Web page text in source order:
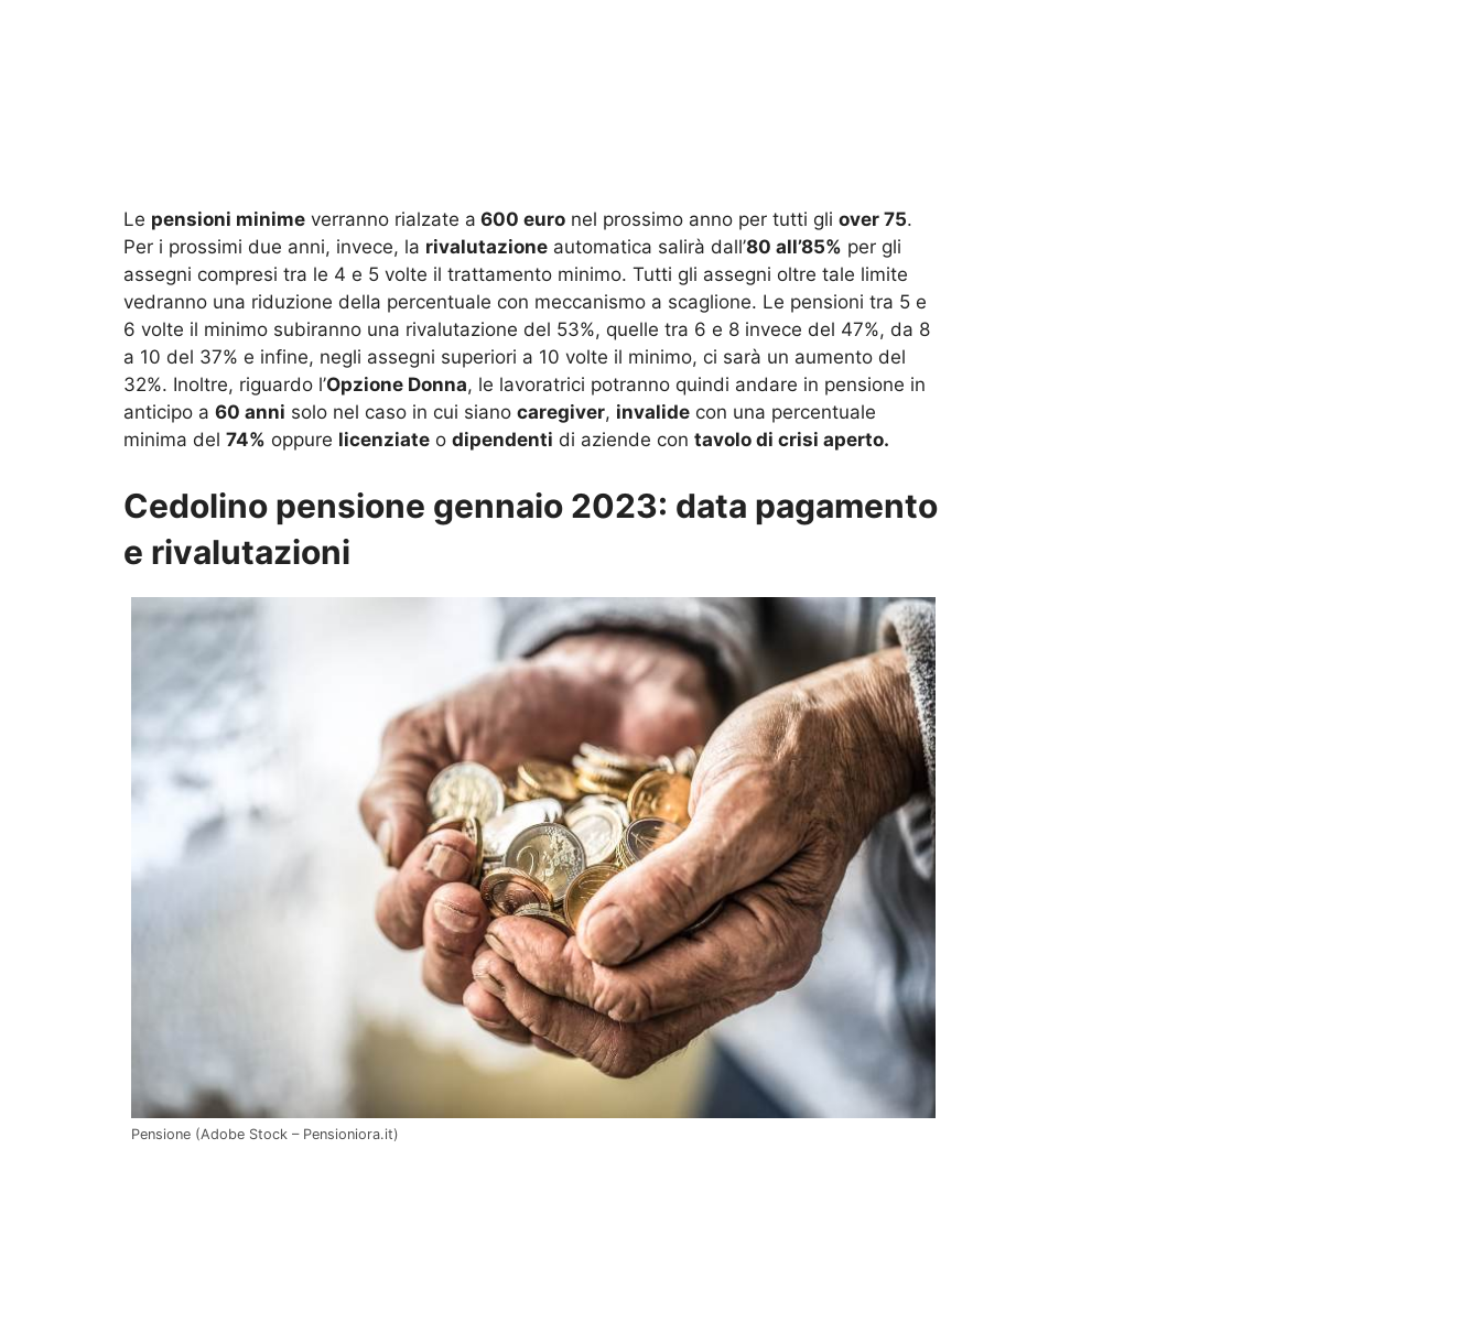
Le pensioni minime verranno rialzate a 600 euro nel prossimo anno per tutti gli over 75.
Per i prossimi due anni, invece, la rivalutazione automatica salirà dall’80 all’85% per gli
assegni compresi tra le 4 e 5 volte il trattamento minimo. Tutti gli assegni oltre tale limite
vedranno una riduzione della percentuale con meccanismo a scaglione. Le pensioni tra 5 e
6 volte il minimo subiranno una rivalutazione del 53%, quelle tra 6 e 8 invece del 47%, da 8
a 10 del 37% e infine, negli assegni superiori a 10 volte il minimo, ci sarà un aumento del
32%. Inoltre, riguardo l’Opzione Donna, le lavoratrici potranno quindi andare in pensione in
anticipo a 60 anni solo nel caso in cui siano caregiver, invalide con una percentuale
minima del 74% oppure licenziate o dipendenti di aziende con tavolo di crisi aperto.
Cedolino pensione gennaio 2023: data pagamento
e rivalutazioni
Pensione (Adobe Stock – Pensioniora.it)